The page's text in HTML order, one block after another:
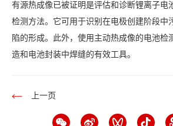
有源热成像已被证明是评估和诊断锂离子电
检测方法。它可用于识别在电极创建阶段中
陷的形成。此外，使用主动热成像的电池检
造和电池封装中焊缝的有效工具。
上一页